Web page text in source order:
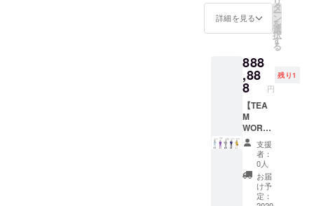
は、営
業再開
ら3ヶ月
け取り
受付期
間とさ
せてい
ただき
ます。
※ご支援
をして
いただ
く際
に、ど
のリ
ターン
t &
Chando
n”３本
提供 *有
限：VIP
カード
がお手
元に届
いてか
ら１年 *
チケッ
トのお
受け取
りは、
郵送も
しくは
店舗で
をお持
ちいた
だけ
ば、全
ベント
に入場
できる
権利+各
ご来店
時同行
者+４名
様まで
ご案内
いたし
ます。
＊初回
来店時
詳細を見る
タ
ー
ン
を
選
択
す
る
888
,88
8 円
残り1
【TEA
M
WORLD
による
プロ
デュー
ス・コ
ンサル
ティン
支援
者：
0人
お届
け予
定：